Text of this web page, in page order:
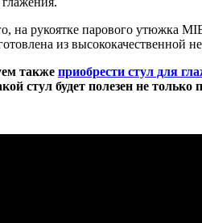
на рукоятке парового утюжка
из высококачественной
также приобрести стул для
стул будет полезен не